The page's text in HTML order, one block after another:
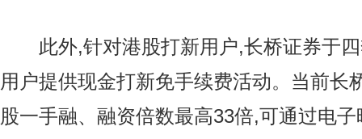
此外,针对港股打新用户,长桥证券于四
用户提供现金打新免手续费活动。当前长
股一手融、融资倍数最高33倍,可通过电